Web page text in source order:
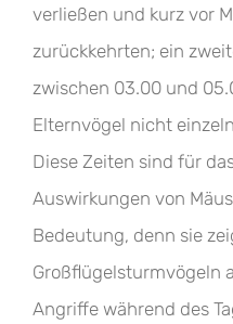
verließen und kurz vor
zurückkehrten; ein
zwischen 03.00 und
Elternvögel nicht
Diese Zeiten sind für
Auswirkungen von
Bedeutung, denn sie
Großflügelsturmvögeln
Angriffe während des